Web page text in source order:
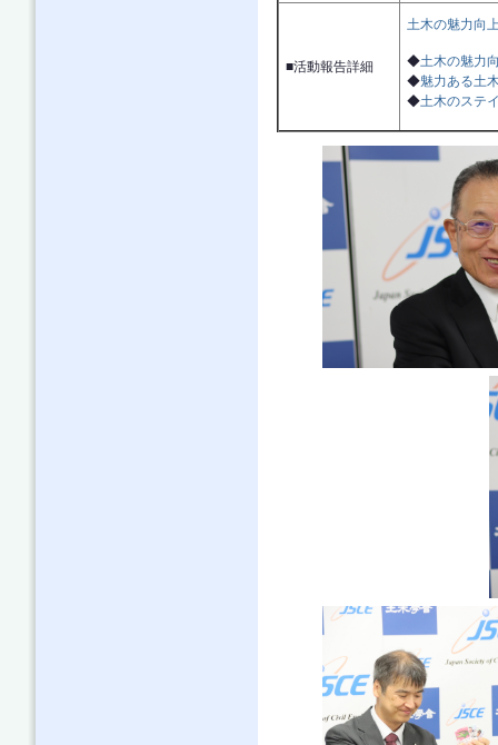
■活動報告詳細
土木の魅力向
◆土木の魅力
◆魅力ある土
◆土木のステ